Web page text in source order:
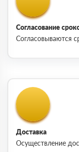
Согласование
Согласовываются
Доставка
Осуществление